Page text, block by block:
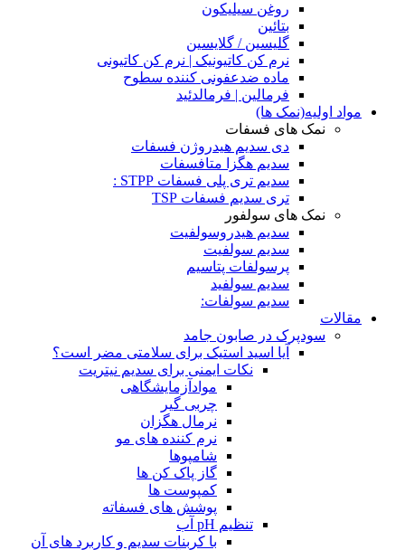
روغن سیلیکون
بتائین
گلیسین / گلایسین
نرم کن کاتیونیک | نرم کن کاتیونی
ماده ضدعفونی کننده سطوح
فرمالین | فرمالدئید
مواد اولیه(نمک ها)
نمک های فسفات
دی سدیم هیدروژن فسفات
سدیم هگزا متافسفات
سدیم تری پلی فسفات STPP :
تری سدیم فسفات TSP
نمک های سولفور
سدیم هیدروسولفیت
سدیم سولفیت
پرسولفات پتاسیم
سدیم سولفید
سدیم سولفات:
مقالات
سودپرک در صابون جامد
آیا اسید استیک برای سلامتی مضر است؟
نکات ایمنی برای سدیم نیتریت
موادآزمایشگاهی
چربی گیر
نرمال هگزان
نرم کننده های مو
شامپوها
گاز پاک کن ها
کمپوست ها
پوشش های فسفاته
تنظیم pH آب
با کربنات سدیم و کاربرد های آن